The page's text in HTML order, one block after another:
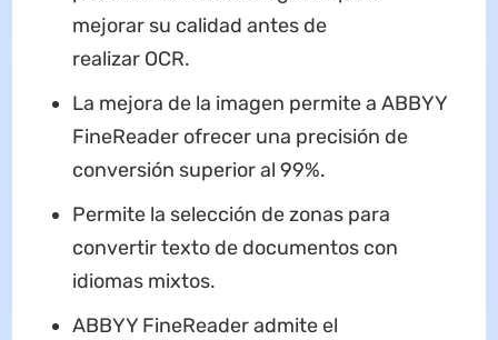
mejorar su calidad antes de
realizar OCR.
La mejora de la imagen permite a ABBYY
FineReader ofrecer una precisión de
conversión superior al 99%.
Permite la selección de zonas para
convertir texto de documentos con
idiomas mixtos.
ABBYY FineReader admite el